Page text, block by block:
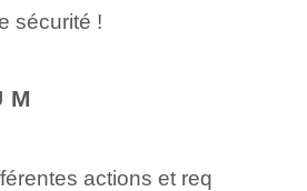
sécurité !
actions et req